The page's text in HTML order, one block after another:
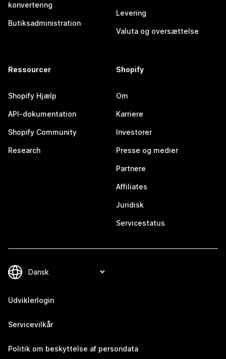
konvertering
Butiksadministration
Levering
Valuta og oversættelse
Ressourcer
Shopify Hjælp
API-dokumentation
Shopify Community
Research
Shopify
Om
Karriere
Investorer
Presse og medier
Partnere
Affiliates
Juridisk
Servicestatus
Udviklerlogin
Servicevilkår
Politik om beskyttelse af persondata